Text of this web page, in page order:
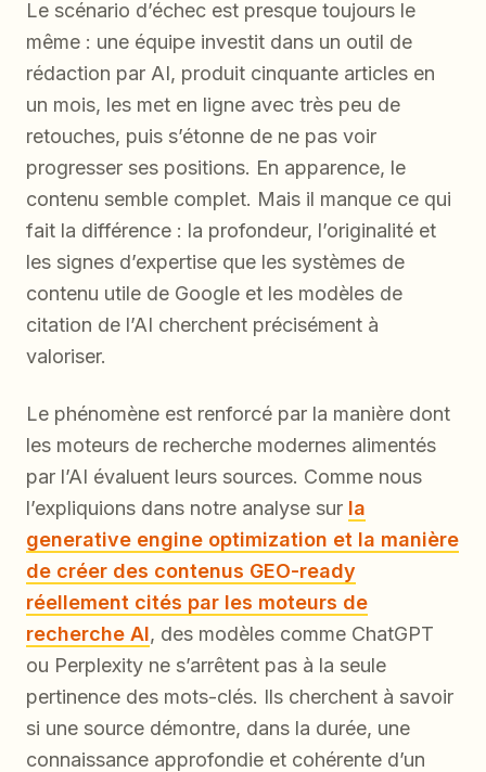
Le scénario d’échec est presque toujours le
même : une équipe investit dans un outil de
rédaction par AI, produit cinquante articles en
un mois, les met en ligne avec très peu de
retouches, puis s’étonne de ne pas voir
progresser ses positions. En apparence, le
contenu semble complet. Mais il manque ce qui
fait la différence : la profondeur, l’originalité et
les signes d’expertise que les systèmes de
contenu utile de Google et les modèles de
citation de l’AI cherchent précisément à
valoriser.
Le phénomène est renforcé par la manière dont
les moteurs de recherche modernes alimentés
par l’AI évaluent leurs sources. Comme nous
l’expliquions dans notre analyse sur la
generative engine optimization et la manière
de créer des contenus GEO-ready
réellement cités par les moteurs de
recherche AI, des modèles comme ChatGPT
ou Perplexity ne s’arrêtent pas à la seule
pertinence des mots-clés. Ils cherchent à savoir
si une source démontre, dans la durée, une
connaissance approfondie et cohérente d’un